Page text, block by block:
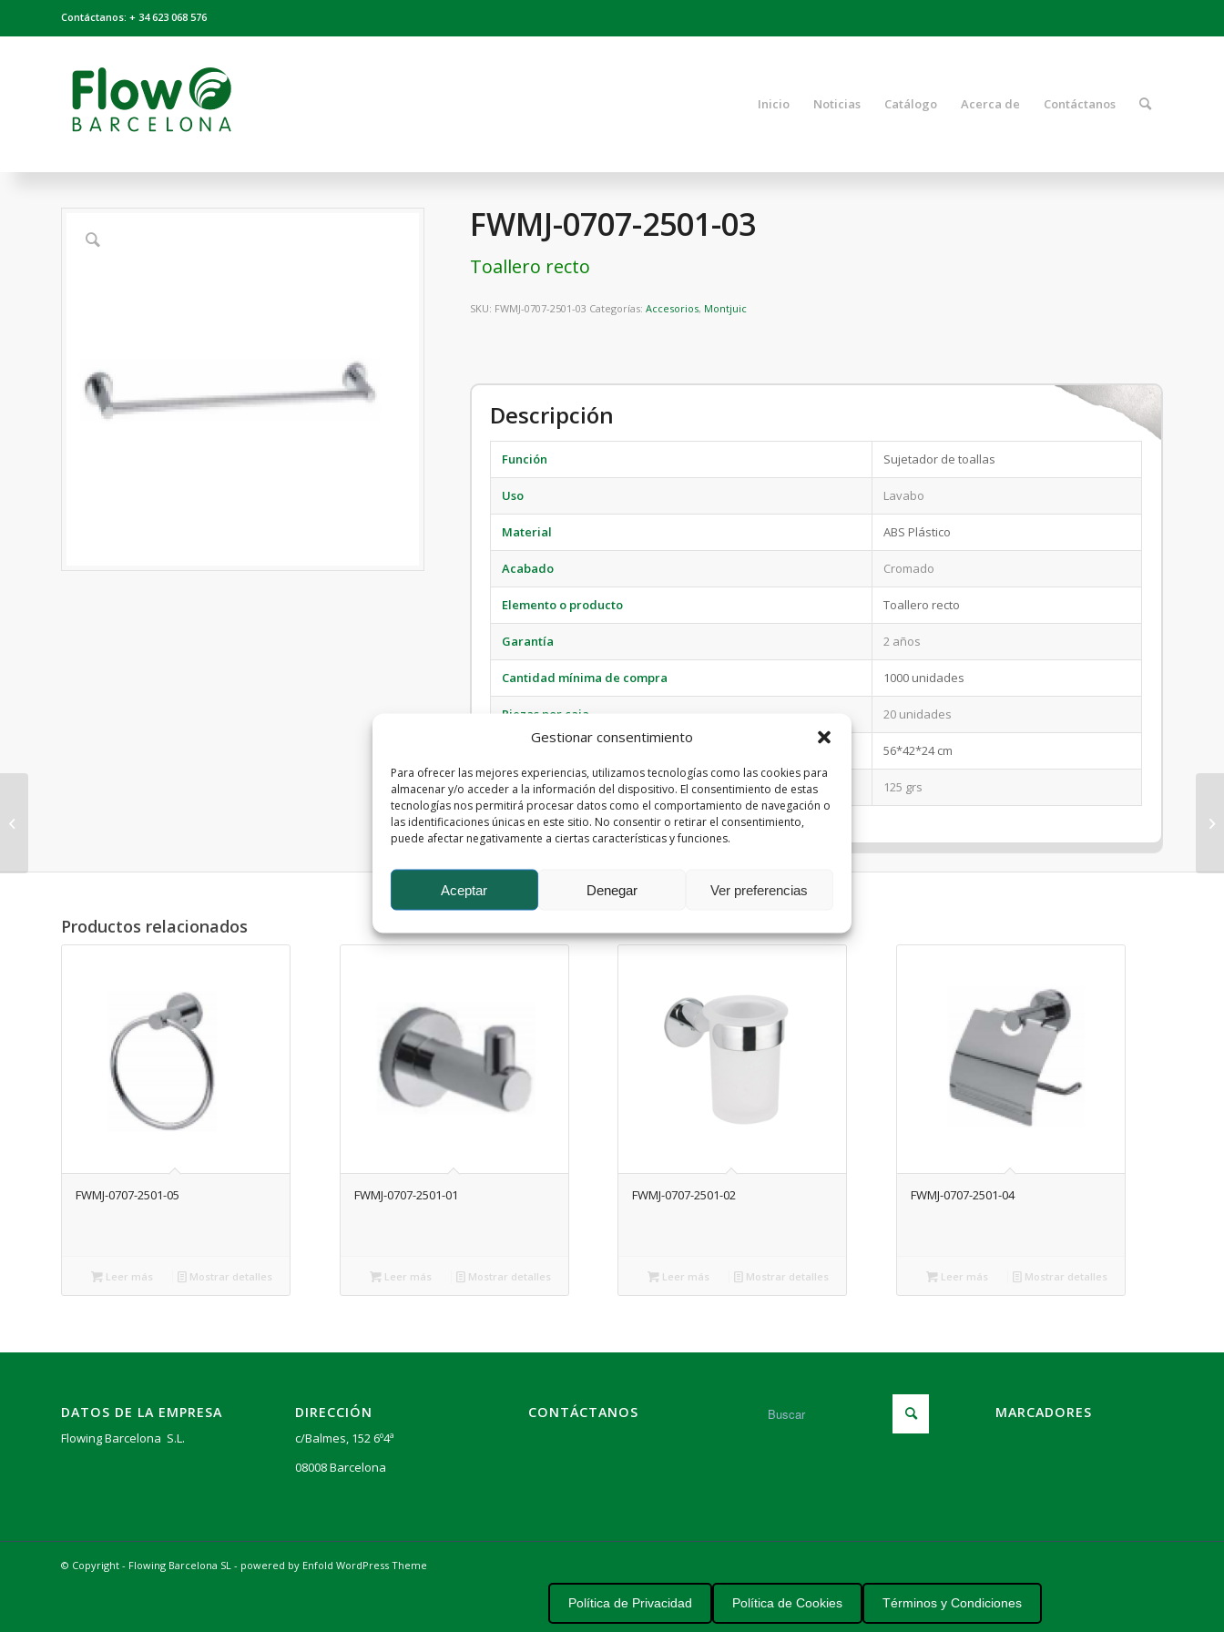
Gestionar consentimiento
Para ofrecer las mejores experiencias, utilizamos tecnologías como las cookies para
almacenar y/o acceder a la información del dispositivo. El consentimiento de estas
tecnologías nos permitirá procesar datos como el comportamiento de navegación o
las identificaciones únicas en este sitio. No consentir o retirar el consentimiento,
puede afectar negativamente a ciertas características y funciones.
Aceptar Denegar Ver preferencias
Contáctanos: + 34 623 068 576
Inicio Noticias Catálogo Acerca de Contáctanos
FWMJ-0707-2501-03
Toallero recto
SKU: FWMJ-0707-2501-03 Categorías:Accesorios, Montjuic
Descripción
Función Sujetador de toallas
Uso Lavabo
Material ABS Plástico
Acabado Cromado
Elemento o producto Toallero recto
Garantía 2 años
Cantidad mínima de compra 1000 unidades
Piezas por caja 20 unidades
56*42*24 cm
Peso neto estimado por caja 125 grs
Productos relacionados
FWMJ-0707-2501-05
Leer más Mostrar detalles
FWMJ-0707-2501-01
Leer más Mostrar detalles
FWMJ-0707-2501-02
Leer más Mostrar detalles
FWMJ-0707-2501-04
Leer más Mostrar detalles
DATOS DE LA EMPRESA
Flowing Barcelona S.L.
DIRECCIÓN
c/Balmes, 152 6º4ª
08008 Barcelona
CONTÁCTANOS MARCADORES
© Copyright - Flowing Barcelona SL - powered by Enfold WordPress Theme
Política de Privacidad Política de Cookies Términos y Condiciones